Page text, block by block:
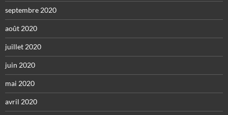
septembre 2020
août 2020
juillet 2020
juin 2020
mai 2020
avril 2020